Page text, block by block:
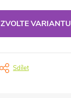
ZVOLTE VARIANTU
Sdílet